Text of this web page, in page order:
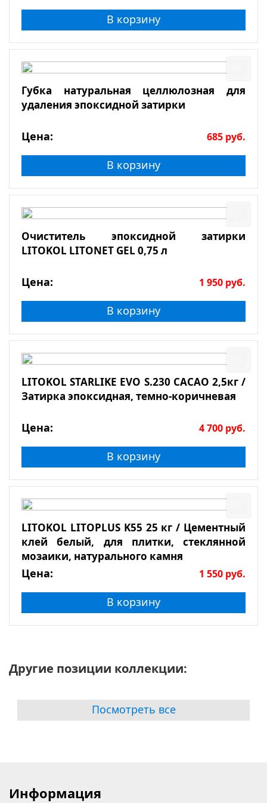
В корзину
Губка натуральная целлюлозная для
удаления эпоксидной затирки
Цена: 685 руб.
В корзину
Очиститель эпоксидной затирки
LITOKOL LITONET GEL 0,75 л
Цена: 1 950 руб.
В корзину
LITOKOL STARLIKE EVO S.230 CACAO 2,5кг /
Затирка эпоксидная, темно-коричневая
Цена: 4 700 руб.
В корзину
LITOKOL LITOPLUS K55 25 кг / Цементный
клей белый, для плитки, стеклянной
мозаики, натурального камня
Цена: 1 550 руб.
В корзину
Другие позиции коллекции:
Посмотреть все
Информация